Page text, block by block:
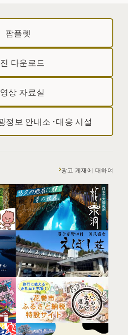
팜플렛
다운로드
상 자료실
정보 안내소·대응 시설
광고 게재에 대하여